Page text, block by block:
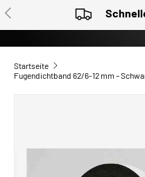
VORHERIGE
Startseite
Fugendichtband 62/6-12 mm –